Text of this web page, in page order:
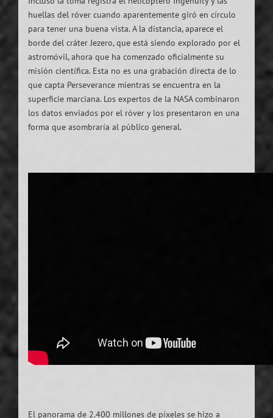
huellas del róver cuando aparentemente giró en círculo
para tener una buena vista. A la distancia, aparece el
borde del cráter Jezero, que está siendo explorado por el
astromóvil, ahora que ha comenzado oficialmente su
misión científica. Esta no es una grabación directa de lo
que capta Perseverance mientras se encuentra en la
superficie marciana. Los expertos de la NASA combinaron
los datos enviados por el róver y los presentaron en una
forma que asombraría al público general.
El panorama de 2.400 millones de píxeles se hizo a